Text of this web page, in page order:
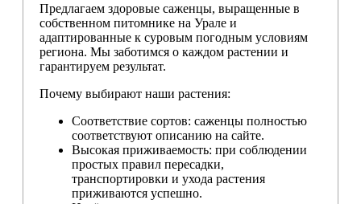
Предлагаем здоровые саженцы, выращенные в
собственном питомнике на Урале и
адаптированные к суровым погодным условиям
региона. Мы заботимся о каждом растении и
гарантируем результат.
Почему выбирают наши растения:
Соответствие сортов: саженцы полностью
соответствуют описанию на сайте.
Высокая приживаемость: при соблюдении
простых правил пересадки,
транспортировки и ухода растения
приживаются успешно.